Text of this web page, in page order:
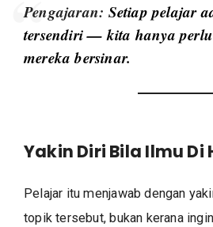
Pengajaran: Setiap pelajar
tersendiri — kita hanya
mereka bersinar.
Yakin Diri Bila Ilmu Di
Pelajar itu menjawab dengan
topik tersebut, bukan kerana